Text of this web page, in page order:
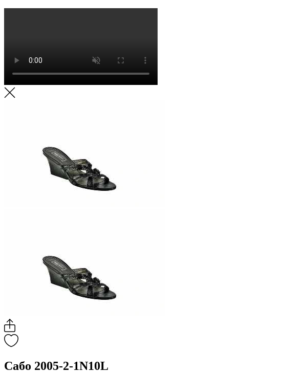
Сабо 2005-2-1N10L